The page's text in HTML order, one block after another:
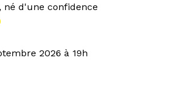
né d'une confidence
2026 à 19h